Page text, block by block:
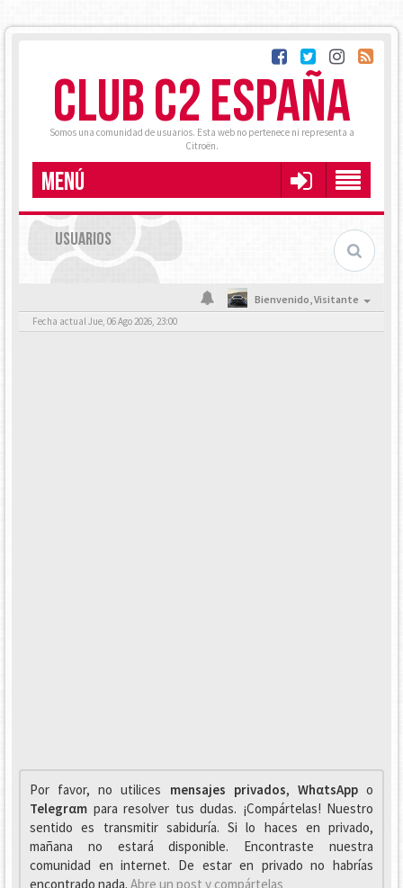
CLUB C2 ESPAÑA
Somos una comunidad de usuarios. Esta web no pertenece ni representa a
Citroën.
MENÚ
USUARIOS
Bienvenido,Visitante
Fecha actual Jue, 06 Ago 2026, 23:00
Por favor, no utilices mensajes privados, WhαtsAppo
Telegrαm para resolver tus dudas. ¡Compártelas! Nuestro
sentido es transmitir sabiduría. Si lo haces en privado,
mañana no estará disponible. Encontraste nuestra
comunidad en internet. De estar en privado no habrías
encontrado nada. Abre un post y compártelas